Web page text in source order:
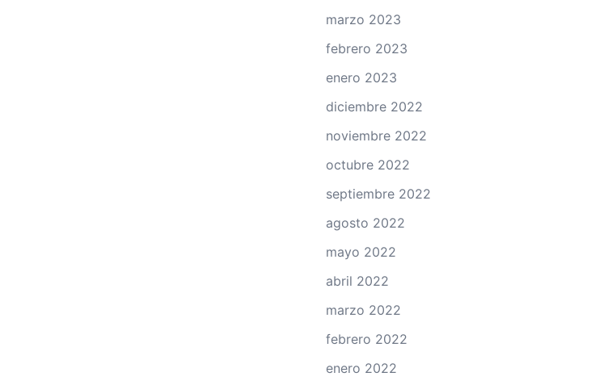
marzo 2023
febrero 2023
enero 2023
diciembre 2022
noviembre 2022
octubre 2022
septiembre 2022
agosto 2022
mayo 2022
abril 2022
marzo 2022
febrero 2022
enero 2022